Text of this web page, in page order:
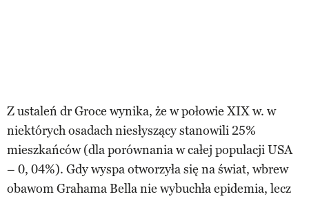
Z ustaleń dr Groce wynika, że w połowie XIX w. w
niektórych osadach niesłyszący stanowili 25%
mieszkańców (dla porównania w całej populacji USA
– 0, 04%). Gdy wyspa otworzyła się na świat, wbrew
obawom Grahama Bella nie wybuchła epidemia, lecz